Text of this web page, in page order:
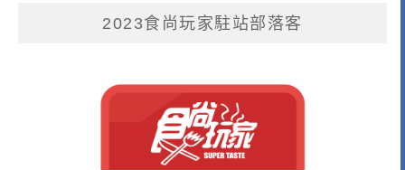
2023食尚玩家駐站部落客